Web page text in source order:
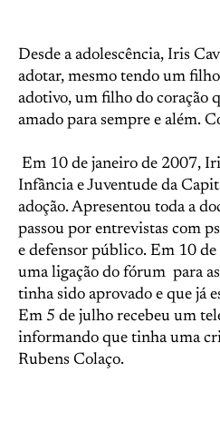
Desde a adolescência, Iris
adotar, mesmo tendo um
adotivo, um filho do coração
amado para sempre e além.
Em 10 de janeiro de 2007,
Infância e Juventude da
adoção. Apresentou toda a
passou por entrevistas com
e defensor público. Em 10
uma ligação do fórum para
tinha sido aprovado e que já
Em 5 de julho recebeu um
informando que tinha uma
Rubens Colaço.